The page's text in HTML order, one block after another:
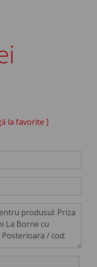
la favorite ]